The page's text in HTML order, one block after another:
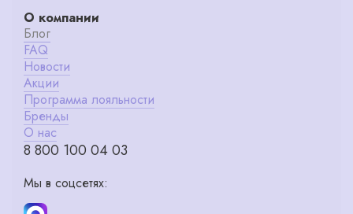
О компании
Блог
FAQ
Новости
Акции
Программа лояльности
Бренды
О нас
8 800 100 04 03
Мы в соцсетях: